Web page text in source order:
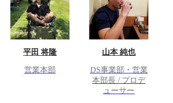
平田 将隆
営業本部
山本 純也
DS事業部・営業
本部長 / プロデ
ューサー